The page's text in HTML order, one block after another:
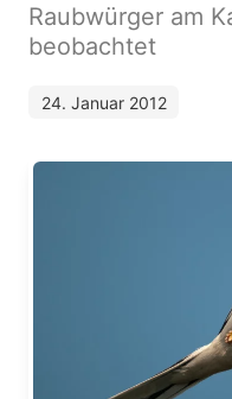
Raubwürger am
beobachtet
24. Januar 2012